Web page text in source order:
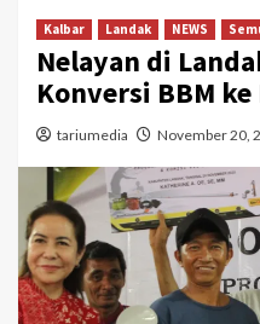
Kalbar Landak NEWS
Nelayan di
Konversi BBM ke
tariumedia November 20,